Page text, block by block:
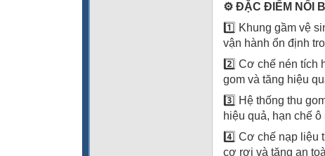
⚙️ ĐẶC ĐIỂM NỔI
1️⃣ Khung gầm vệ
vận hành ổn định
2️⃣ Cơ chế nén tích
gom và tăng hiệu
3️⃣ Hệ thống thu
hiệu quả, hạn chế
4️⃣ Cơ chế nạp liệu
cơ rơi và tăng an